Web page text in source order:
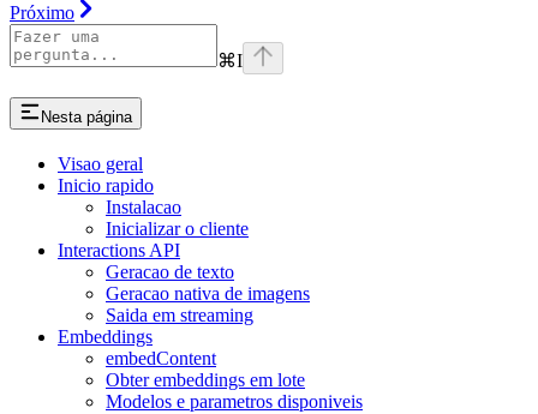
Próximo
⌘I
Nesta página
Visao geral
Inicio rapido
Instalacao
Inicializar o cliente
Interactions API
Geracao de texto
Geracao nativa de imagens
Saida em streaming
Embeddings
embedContent
Obter embeddings em lote
Modelos e parametros disponiveis